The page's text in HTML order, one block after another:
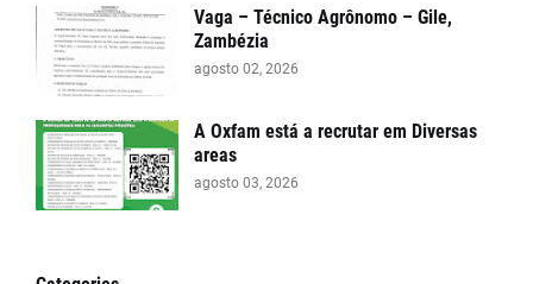
Vaga – Técnico Agrônomo – Gile,
Zambézia
agosto 02, 2026
A Oxfam está a recrutar em Diversas
areas
agosto 03, 2026